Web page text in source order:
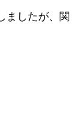
ましたが、関